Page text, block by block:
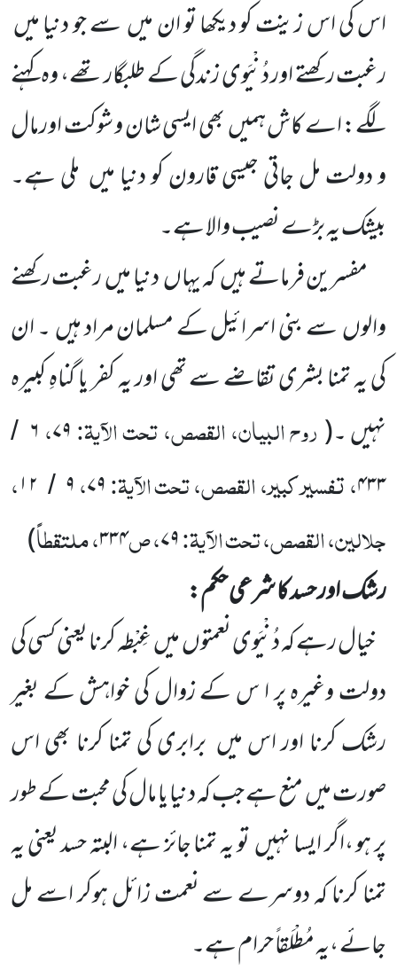
اس کی اس زینت کو دیکھا تو ان میںسے جو دنیا میں
رغبت رکھتے اور دُنْیَوی زندگی کے طلبگار تھے، وہ کہنے
لگے: اے کاش ہمیںبھی ایسی شان و شوکت اورمال
و دولت مل جاتی جیسی قارون کو دنیا میں ملی ہے۔
بیشک یہ بڑے نصیب والا ہے۔
مفسرین فرماتے ہیںکہ یہاںدنیا میںرغبت رکھنے
والوںسے بنی اسرائیل کے مسلمان مراد ہیں۔ ان
کی یہ تمنا بشری تقاضے سے تھی اور یہ کفر یا گناہِ کبیرہ
نہیں ۔(روح البیان، القصص، تحت الآیۃ:۷۹،۶ /
۴۳۳، تفسیر کبیر، القصص، تحت الآیۃ:۷۹،۹ / ۱۲،
جلالین، القصص، تحت الآیۃ:۷۹، ص۳۳۴، ملتقطاً)
رشک اور حسد کا شرعی حکم:
خیال رہے کہ دُنْیَوی نعمتوںمیںغِبْطہ کرنا یعنی کسی کی
دولت وغیرہ پر ا س کے زوال کی خواہش کے بغیر
رشک کرنا اور اس میں برابری کی تمنا کرنا بھی اس
صورت میںمنع ہے جب کہ دنیا یا مال کی محبت کے طور
پر ہو ،اگر ایسا نہیںتو یہ تمنا جائز ہے، البتہ حسد یعنی یہ
تمنا کرنا کہ دوسرے سے نعمت زائل ہوکر اسے مل
جائے ،یہ مُطْلَقاً حرام ہے۔